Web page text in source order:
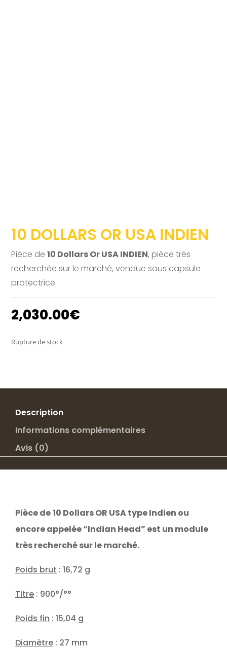
10 DOLLARS OR USA INDIEN
Pièce de10 Dollars Or USA INDIEN, pièce très
recherchée sur le marché, vendue sous capsule
protectrice.
2,030.00€
Rupture de stock
Description
Informations complémentaires
Avis (0)
Pièce de10 Dollars OR USA type Indien ou
encore appelée “Indian Head” est un module
très recherché sur le marché.
Poids brut : 16,72 g
Titre : 900°/°°
Poids fin : 15,04 g
Diamètre : 27 mm